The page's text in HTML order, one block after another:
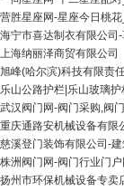
营胜星座网-星座今日桃
海宁市喜达制衣有限公司
上海纳丽泽商贸有限公司
旭峰(哈尔滨)科技有限责
乐山公路护栏|乐山玻璃
武汉阀门网-阀门采购,阀
重庆通路安机械设备有限
慈溪登门装饰有限公司-
株洲阀门网-阀门行业门
扬州市环保机械设备专卖